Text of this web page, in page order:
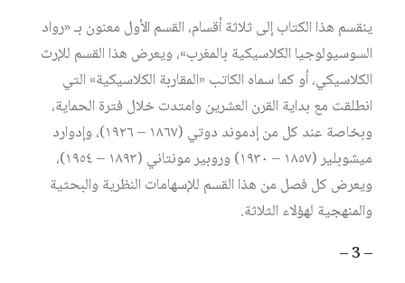
ينقسم هذا الكتاب إلى ثلاثة أقسام، القسم الأول معنون بـ «رواد
السوسيولوجيا الكلاسيكية بالمغرب»، ويعرض هذا القسم للإرث
الكلاسيكي، أو كما سماه الكاتب «المقاربة الكلاسيكية» التي
انطلقت مع بداية القرن العشرين وامتدت خلال فترة الحماية،
وبخاصة عند كل من إدموند دوتي (١٨٦٧ – ١٩٢٦)، وإدوارد
ميشوبلير (١٨٥٧ – ١٩٣٠) وروبير مونتاني (١٨٩٣ – ١٩٥٤)،
ويعرض كل فصل من هذا القسم للإسهامات النظرية والبحثية
والمنهجية لهؤلاء الثلاثة.
– 3 –